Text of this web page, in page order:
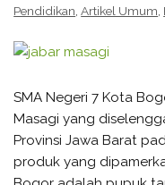
Pendidikan ,Artikel Umum
SMA Negeri 7 Kota
Masagi yang
Provinsi Jawa Barat
produk yang